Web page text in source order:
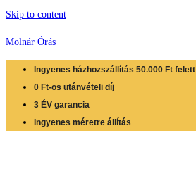
Skip to content
Molnár Órás
Ingyenes házhozszállítás 50.000 Ft felett
0 Ft-os utánvételi díj
3 ÉV garancia
Ingyenes méretre állítás